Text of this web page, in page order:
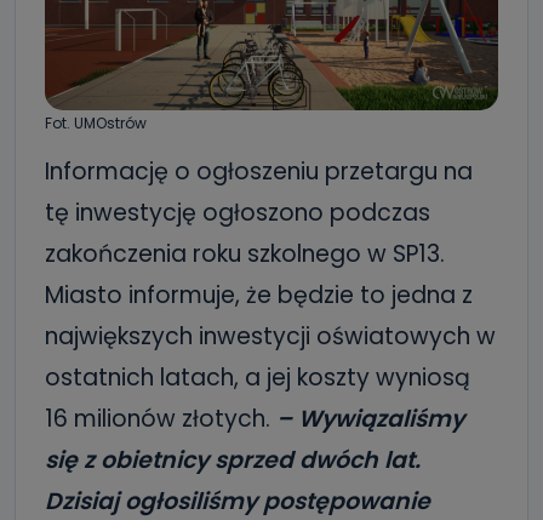
Fot. UMOstrów
Informację o ogłoszeniu przetargu na
tę inwestycję ogłoszono podczas
zakończenia roku szkolnego w SP13.
Miasto informuje, że będzie to jedna z
największych inwestycji oświatowych w
ostatnich latach, a jej koszty wyniosą
16 milionów złotych. – Wywiązaliśmy
się z obietnicy sprzed dwóch lat.
Dzisiaj ogłosiliśmy postępowanie